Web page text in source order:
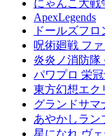
にゃんこ大戦
ApexLegends
ドールズフ
呪術廻戦 フ
炎炎ノ消防隊
パワプロ 栄
東方幻想エク
グランドサマ
あやかしラン
星になれ ヴ